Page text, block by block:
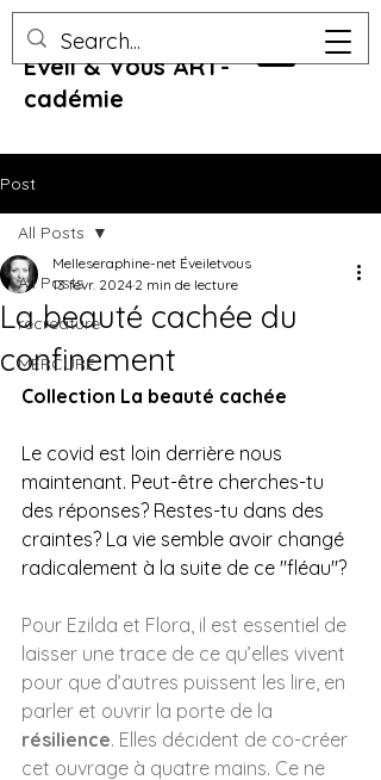
Eveil & Vous ART-
cadémie
Post
All Posts
recreature
MERCURE
All Posts
La beauté cachée du
confinement
Melleseraphine-net Éveiletvous
13 févr. 2024 2 min de lecture
Collection La beauté cachée
Le covid est loin derrière nous
maintenant. Peut-être cherches-tu
des réponses? Restes-tu dans des
craintes? La vie semble avoir changé
radicalement à la suite de ce "fléau"?
Pour Ezilda et Flora, il est essentiel de
laisser une trace de ce qu’elles vivent
pour que d’autres puissent les lire, en
parler et ouvrir la porte de la
résilience. Elles décident de co-créer
cet ouvrage à quatre mains. Ce ne